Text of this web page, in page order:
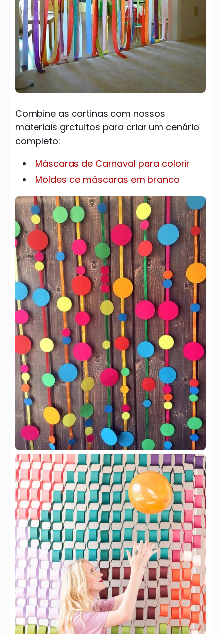
Combine as cortinas com nossos
materiais gratuitos para criar um cenário
completo:
Máscaras de Carnaval para colorir
Moldes de máscaras em branco